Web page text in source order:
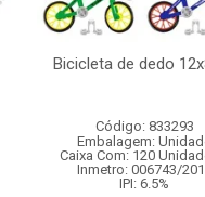
Bicicleta de dedo
Código: 833293
Embalagem:
Caixa Com: 120
Inmetro: 006743/
IPI: 6.5%